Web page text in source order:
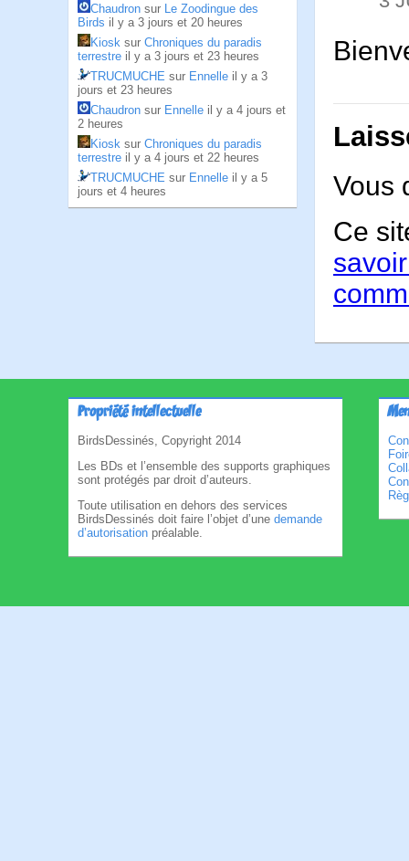
Chaudron sur Le Zoodingue des
Birds il y a 3 jours et 20 heures
Kiosk sur Chroniques du paradis
terrestre il y a 3 jours et 23 heures
TRUCMUCHE sur Ennelle il y a 3
jours et 23 heures
Chaudron sur Ennelle il y a 4 jours et
2 heures
Kiosk sur Chroniques du paradis
terrestre il y a 4 jours et 22 heures
TRUCMUCHE sur Ennelle il y a 5
jours et 4 heures
Vous
Ce
Propriété intellectuelle
BirdsDessinés, Copyright 2014
Les BDs et l’ensemble des supports graphiques
sont protégés par droit d’auteurs.
Toute utilisation en dehors des services
BirdsDessinés doit faire l’objet d’une demande
d’autorisation préalable.